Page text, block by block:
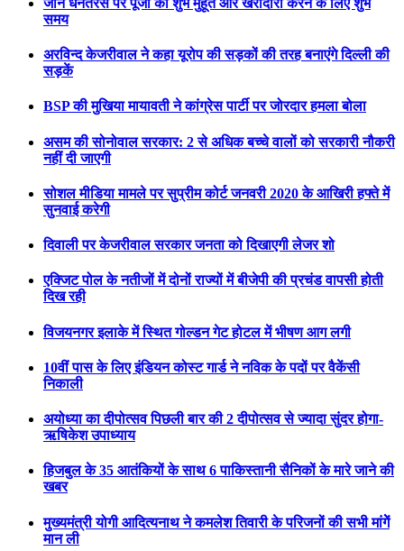
समय
अरविन्द केजरीवाल ने कहा यूरोप की सड़कों की तरह बनाएंगे दिल्ली की
सड़कें
BSP की मुखिया मायावती ने कांग्रेस पार्टी पर जोरदार हमला बोला
असम की सोनोवाल सरकार: 2 से अधिक बच्चे वालों को सरकारी नौकरी
नहीं दी जाएगी
सोशल मीडिया मामले पर सुप्रीम कोर्ट जनवरी 2020 के आखिरी हफ्ते में
सुनवाई करेगी
दिवाली पर केजरीवाल सरकार जनता को दिखाएगी लेजर शो
एक्जिट पोल के नतीजों में दोनों राज्यों में बीजेपी की प्रचंड वापसी होती
दिख रही
विजयनगर इलाके में स्थित गोल्डन गेट होटल में भीषण आग लगी
10वीं पास के लिए इंडियन कोस्ट गार्ड ने नविक के पदों पर वैकेंसी
निकाली
अयोध्या का दीपोत्सव पिछली बार की 2 दीपोत्सव से ज्यादा सुंदर होगा-
ऋषिकेश उपाध्याय
हिजबुल के 35 आतंकियों के साथ 6 पाकिस्तानी सैनिकों के मारे जाने की
खबर
मुख्यमंत्री योगी आदित्यनाथ ने कमलेश तिवारी के परिजनों की सभी मांगेें
मान ली